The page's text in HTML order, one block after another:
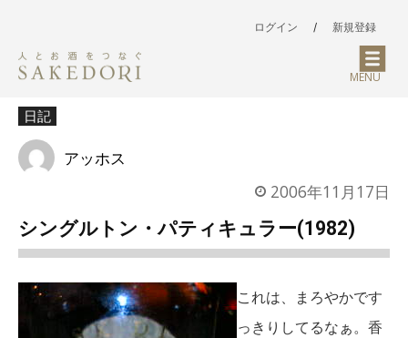
ログイン / 新規登録
MENU
日記
アッホス
2006年11月17日
シングルトン・パティキュラー(1982)
これは、まろやかです
っきりしてるなぁ。香